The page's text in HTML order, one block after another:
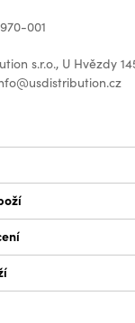
001
s.r.o., U Hvězdy